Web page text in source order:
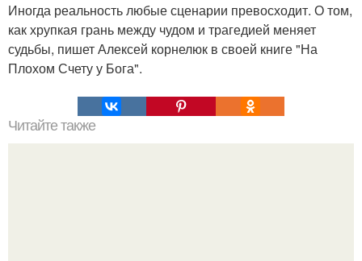
Иногда реальность любые сценарии превосходит. О том,
как хрупкая грань между чудом и трагедией меняет
судьбы, пишет Алексей корнелюк в своей книге "На
Плохом Счету у Бога".
Читайте также